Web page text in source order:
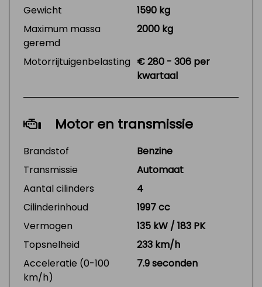
Gewicht
1590 kg
Maximum massa
geremd
2000 kg
Motorrijtuigenbelasting € 280 - 306 per
kwartaal
Motor en transmissie
Brandstof
Benzine
Transmissie
Automaat
Aantal cilinders
4
Cilinderinhoud
1997 cc
Vermogen
135 kW / 183 PK
Topsnelheid
233 km/h
Acceleratie (0-100
km/h)
7.9 seconden